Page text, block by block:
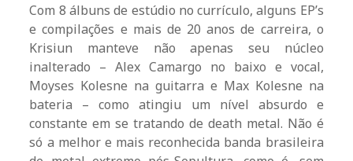
Com 8 álbuns de estúdio no currículo, alguns EP’s
e compilações e mais de 20 anos de carreira, o
Krisiun manteve não apenas seu núcleo
inalterado – Alex Camargo no baixo e vocal,
Moyses Kolesne na guitarra e Max Kolesne na
bateria – como atingiu um nível absurdo e
constante em se tratando de death metal. Não é
só a melhor e mais reconhecida banda brasileira